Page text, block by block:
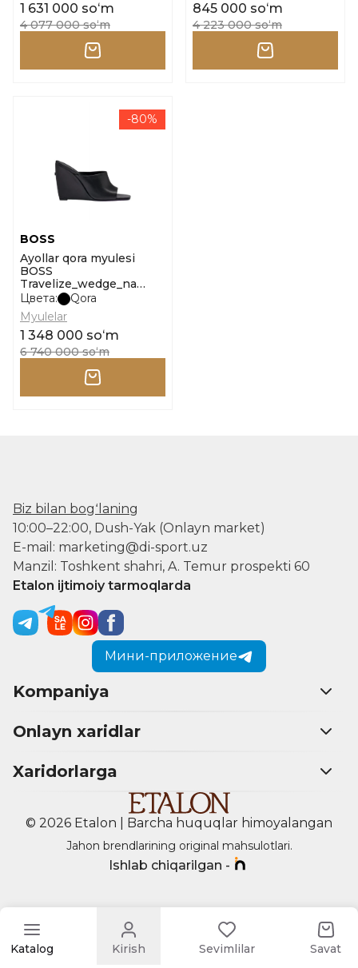
1 631 000 soʻm
4 077 000 soʻm
845 000 soʻm
4 223 000 soʻm
-80%
BOSS
Ayollar qora myulesi
BOSS
Travelize_wedge_na
10254667 01 o'lcham 37
Цвета:
Qora
Myulelar
1 348 000 soʻm
6 740 000 soʻm
Biz bilan bogʻlaning
10:00–22:00, Dush-Yak (Onlayn market)
E-mail: marketing@di-sport.uz
Manzil: Toshkent shahri, A. Temur prospekti 60
Etalon ijtimoiy tarmoqlarda
Мини-приложение
Kompaniya
Onlayn xaridlar
Xaridorlarga
© 2026 Etalon | Barcha huquqlar himoyalangan
Jahon brendlarining original mahsulotlari.
Ishlab chiqarilgan -
Katalog Kirish Sevimlilar Savat